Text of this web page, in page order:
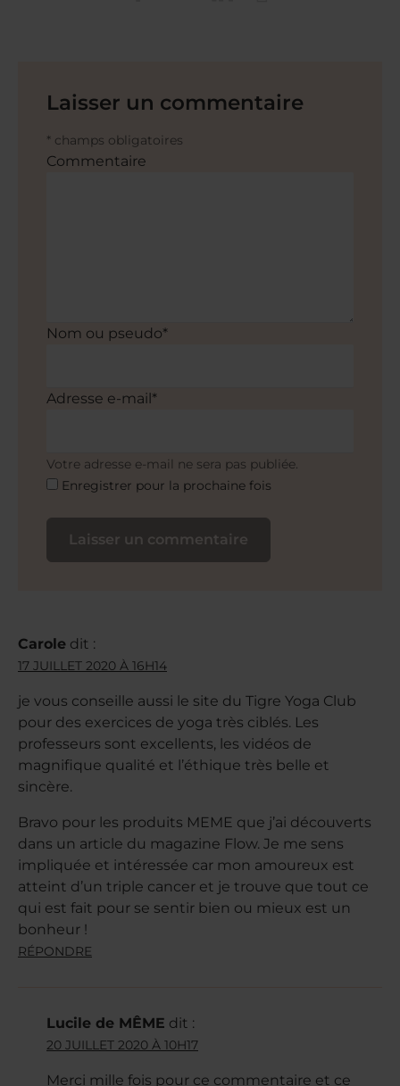
Laisser un commentaire
* champs obligatoires
Commentaire
Nom ou pseudo*
Adresse e-mail*
Votre adresse e-mail ne sera pas publiée.
Enregistrer pour la prochaine fois
Carole dit :
17 JUILLET 2020 À 16H14
je vous conseille aussi le site du Tigre Yoga Club
pour des exercices de yoga très ciblés. Les
professeurs sont excellents, les vidéos de
magnifique qualité et l’éthique très belle et
sincère.
Bravo pour les produits MEME que j’ai découverts
dans un article du magazine Flow. Je me sens
impliquée et intéressée car mon amoureux est
atteint d’un triple cancer et je trouve que tout ce
qui est fait pour se sentir bien ou mieux est un
bonheur !
RÉPONDRE
Lucile de MÊME dit :
20 JUILLET 2020 À 10H17
Merci mille fois pour ce commentaire et ce